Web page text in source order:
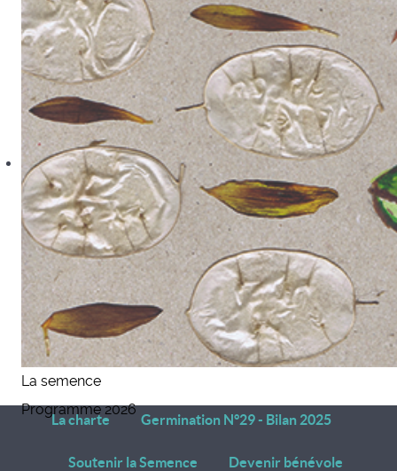
La semence
Programme 2026
La charte Germination N°29 - Bilan 2025
Soutenir la Semence Devenir bénévole